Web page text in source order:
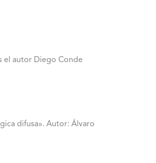
el autor Diego Conde
difusa». Autor: Álvaro